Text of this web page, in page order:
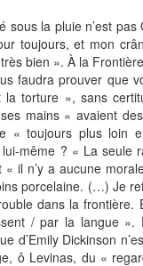
la pluie n’est pas
toujours, et mon
bien ». À la
faudra prouver que
torture », sans
mains « avaient
« toujours plus loin
lui-même ? « La
il n’y a aucune
porcelaine. (…) Je
dans la
/ par la langue ».
d’Emily Dickinson
ô Levinas, du «